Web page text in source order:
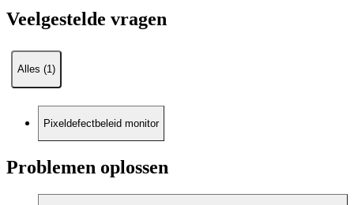
Veelgestelde vragen
Alles (1)
Pixeldefectbeleid monitor
Problemen oplossen